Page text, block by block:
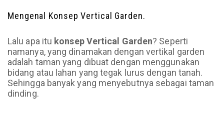
Mengenal Konsep Vertical Garden.
Lalu apa itu konsep Vertical Garden? Seperti
namanya, yang dinamakan dengan vertikal garden
adalah taman yang dibuat dengan menggunakan
bidang atau lahan yang tegak lurus dengan tanah.
Sehingga banyak yang menyebutnya sebagai taman
dinding.